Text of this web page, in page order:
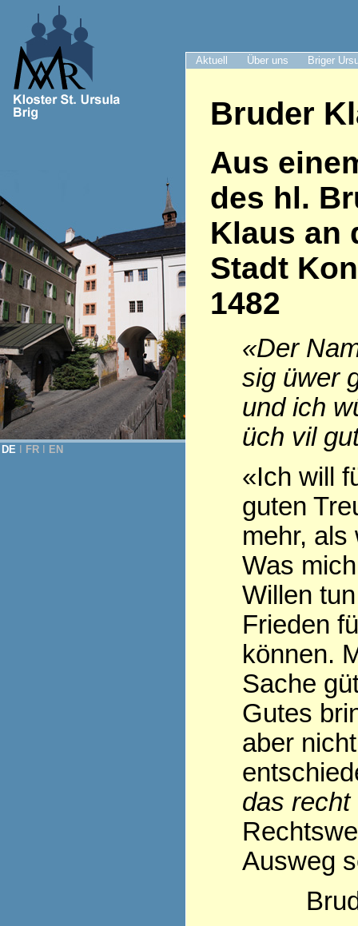
Aktuell Über uns Briger
DE FR EN
Bruder
Aus
des hl.
Klaus an
Stadt
1482
«Der
sig üwer
und ich
üch vil
«Ich will
guten
mehr,
Was
Willen
Frieden
können.
Sache
Gutes
aber
das recht
Ausweg